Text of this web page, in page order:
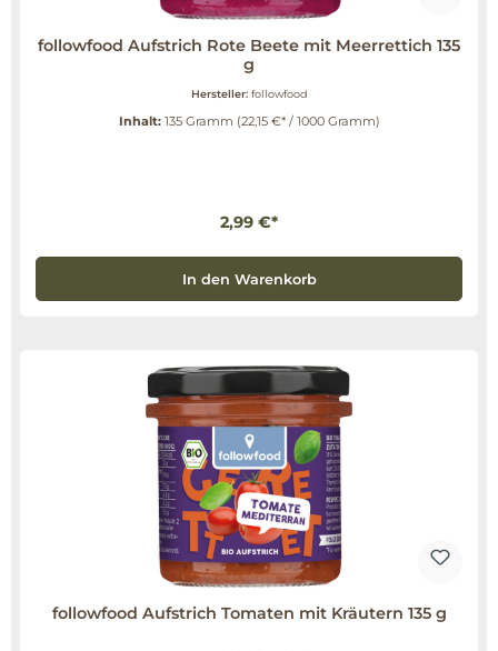
followfood Aufstrich Rote Beete mit Meerrettich 135
g
Hersteller: followfood
Inhalt: 135 Gramm (22,15 €* / 1000 Gramm)
2,99 €*
In den Warenkorb
followfood Aufstrich Tomaten mit Kräutern 135 g